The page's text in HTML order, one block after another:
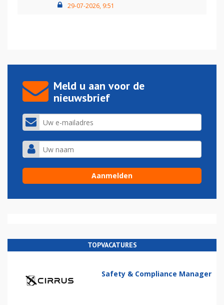
29-07-2026, 9:51
Meld u aan voor de
nieuwsbrief
TOPVACATURES
Safety & Compliance Manager